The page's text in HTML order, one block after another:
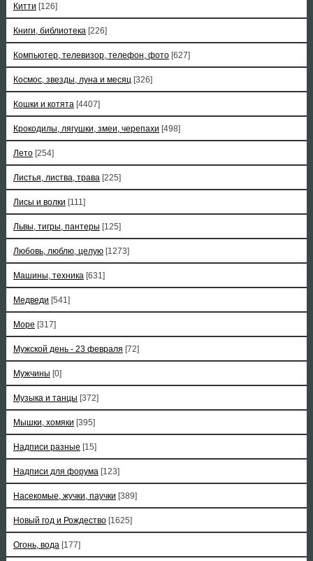
Китти [126]
Книги, библиотека [226]
Компьютер, телевизор, телефон, фото [627]
Космос, звезды, луна и месяц [326]
Кошки и котята [4407]
Крокодилы, лягушки, змеи, черепахи [498]
Лето [254]
Листья, листва, трава [225]
Лисы и волки [111]
Львы, тигры, пантеры [125]
Любовь, люблю, целую [1273]
Машины, техника [631]
Медведи [541]
Море [317]
Мужской день - 23 февраля [72]
Мужчины [0]
Музыка и танцы [372]
Мышки, хомяки [395]
Надписи разные [15]
Надписи для форума [123]
Насекомые, жучки, паучки [389]
Новый год и Рождество [1625]
Огонь, вода [177]